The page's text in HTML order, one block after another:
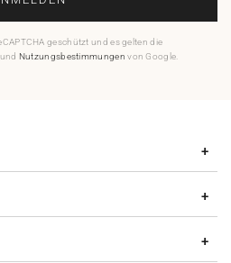
geschützt und es gelten die
und Nutzungsbestimmungen von Google.